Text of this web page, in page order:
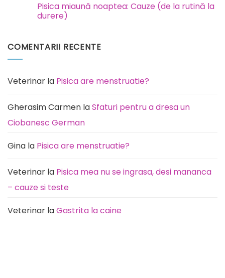
București
Ilfov
la
Rottweiler:
boli
predispusă
Pisica miaună noaptea: Cauze (de la rutină la
durere)
Pisica
la
rutină
COMENTARII RECENTE
Veterinar la Pisica are menstruatie?
Gherasim Carmen laSfaturi pentru a dresa un
Ciobanesc German
Gina la Pisica are menstruatie?
Veterinar la Pisica mea nu se ingrasa, desi mananca
– cauze si teste
Veterinar laGastrita la caine